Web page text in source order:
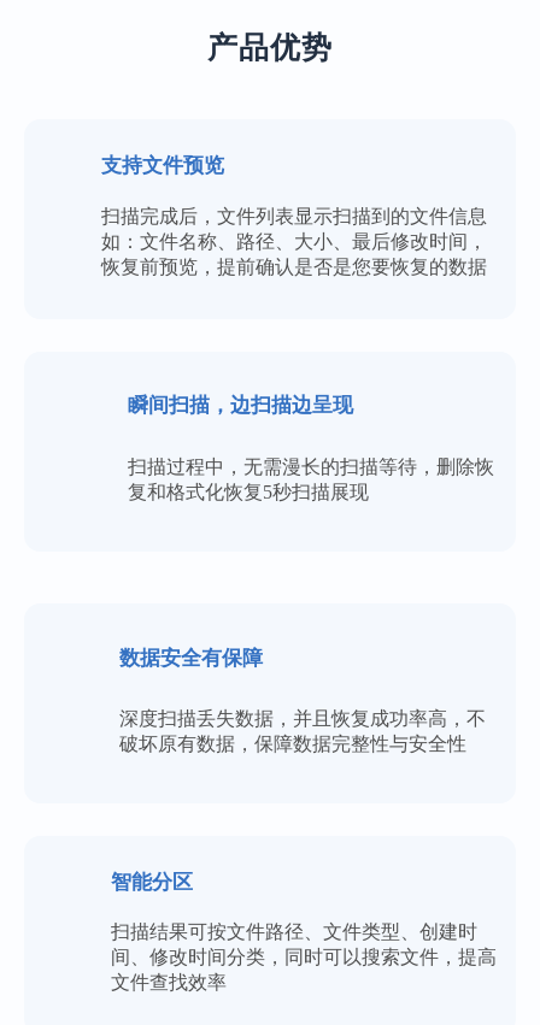
产品优势
支持文件预览
扫描完成后，文件列表显示扫描到的文件信息
如：文件名称、路径、大小、最后修改时间，
恢复前预览，提前确认是否是您要恢复的数据
瞬间扫描，边扫描边呈现
扫描过程中，无需漫长的扫描等待，删除恢
复和格式化恢复5秒扫描展现
数据安全有保障
深度扫描丢失数据，并且恢复成功率高，不
破坏原有数据，保障数据完整性与安全性
智能分区
扫描结果可按文件路径、文件类型、创建时
间、修改时间分类，同时可以搜索文件，提高
文件查找效率
本人上了年纪了，不太会操作，专业老师们
软件实用，数据很完整
亲身实践，在同类软件中肯定是TOP级别